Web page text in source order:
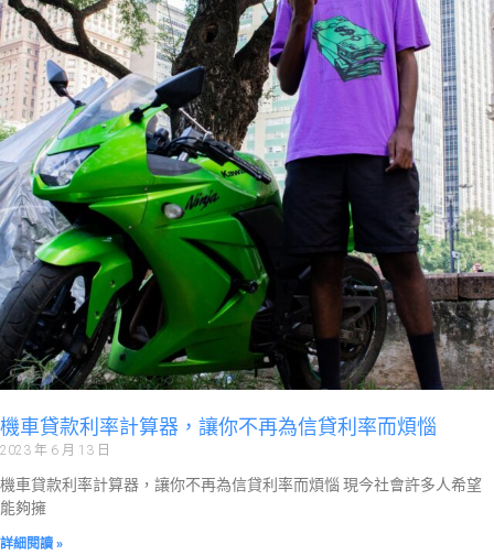
機車貸款利率計算器，讓你不再為信貸利率而煩惱
2023 年 6 月 13 日
機車貸款利率計算器，讓你不再為信貸利率而煩惱 現今社會許多人希望
能夠擁
詳細閱讀 »